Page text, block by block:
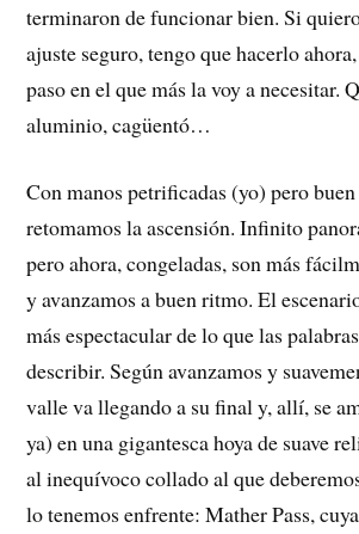
terminaron de funcionar bien. Si
ajuste seguro, tengo que hacerlo
paso en el que más la voy a necesitar.
aluminio, cagüentó…
Con manos petrificadas (yo) pero
retomamos la ascensión. Infinito
pero ahora, congeladas, son más
y avanzamos a buen ritmo. El
más espectacular de lo que las
describir. Según avanzamos y
valle va llegando a su final y, allí, se
ya) en una gigantesca hoya de suave
al inequívoco collado al que
lo tenemos enfrente: Mather Pass,